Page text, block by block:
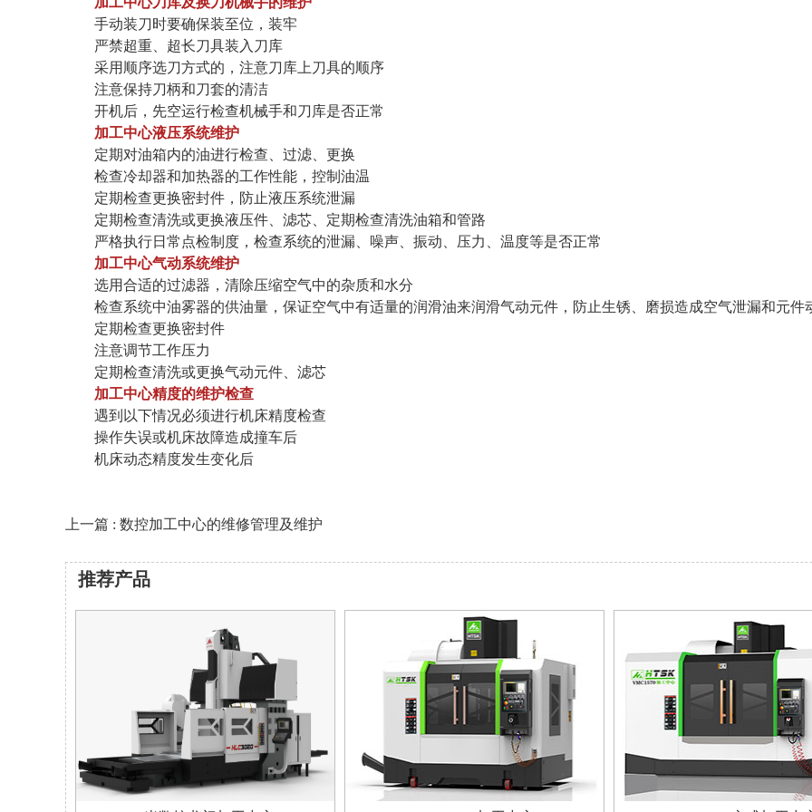
手动装刀时要确保装至位，装牢
严禁超重、超长刀具装入刀库
采用顺序选刀方式的，注意刀库上刀具的顺序
注意保持刀柄和刀套的清洁
开机后，先空运行检查机械手和刀库是否正常
加工中心液压系统维护
定期对油箱内的油进行检查、过滤、更换
检查冷却器和加热器的工作性能，控制油温
定期检查更换密封件，防止液压系统泄漏
定期检查清洗或更换液压件、滤芯、定期检查清洗油箱和管路
严格执行日常点检制度，检查系统的泄漏、噪声、振动、压力、温度等是否正常
加工中心气动系统维护
选用合适的过滤器，清除压缩空气中的杂质和水分
检查系统中油雾器的供油量，保证空气中有适量的润滑油来润滑气动元件，防止生锈、磨损造成空气泄漏和元件
定期检查更换密封件
注意调节工作压力
定期检查清洗或更换气动元件、滤芯
加工中心精度的维护检查
遇到以下情况必须进行机床精度检查
操作失误或机床故障造成撞车后
机床动态精度发生变化后
上一篇 : 数控加工中心的维修管理及维护
推荐产品